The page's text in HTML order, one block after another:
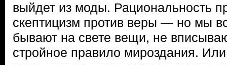
выйдет из моды. Рациональность
скептицизм против веры — но мы
бывают на свете вещи, не
стройное правило мироздания.